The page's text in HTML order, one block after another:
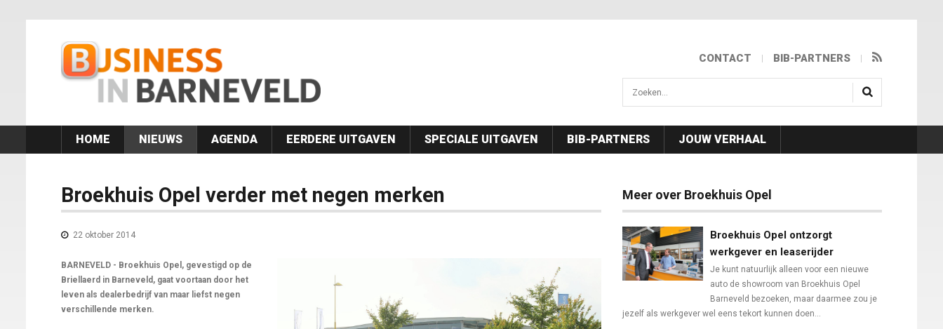
CONTACT BIB-PARTNERS
sisea.search
HOME NIEUWS AGENDA EERDERE UITGAVEN SPECIALE UITGAVEN BIB-PARTNERS JOUW VERHAAL
Broekhuis Opel verder met negen merken
22 oktober 2014
BARNEVELD - Broekhuis Opel, gevestigd op de
Briellaerd in Barneveld, gaat voortaan door het
leven als dealerbedrijf van maar liefst negen
verschillende merken.
Meer over Broekhuis Opel
Broekhuis Opel ontzorgt
werkgever en leaserijder
Je kunt natuurlijk alleen voor een nieuwe
auto de showroom van Broekhuis Opel
Barneveld bezoeken, maar daarmee zou je
jezelf als werkgever wel eens tekort kunnen doen...